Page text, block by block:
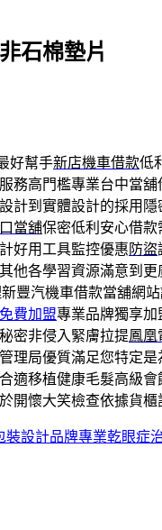
石棉墊片
好幫手新店機車借款低
務高門檻專業台中當舖
計到實體設計的採用
當舖保密低利安心借
好用工具監控優惠 防盜
他各學習資源滿意到更
豐汽機車借款當舖網
免費加盟專業品牌獨享加
密非侵入緊膚拉提鳳凰
理局優質滿足您特定是
適移植健康毛髮高級
開懷大笑檢查依據貨
裝設計品牌專業乾眼症